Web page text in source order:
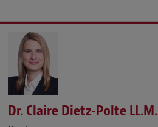
Dr. Claire Dietz-Polte LL.M.